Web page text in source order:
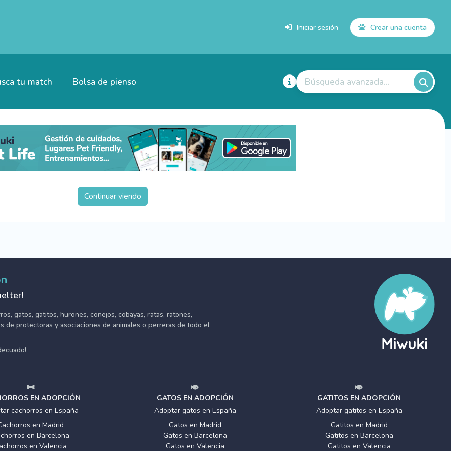
Iniciar sesión Crear una cuenta
tu match Bolsa de pienso Búsqueda avanzada...
Continuar viendo
gatos, gatitos, hurones, conejos, cobayas, ratas, ratones,
de protectoras y asociaciones de animales o perreras de todo el
EN ADOPCIÓN
cachorros en España
en Madrid
en Barcelona
en Valencia
GATOS EN ADOPCIÓN
Adoptar gatos en España
Gatos en Madrid
Gatos en Barcelona
Gatos en Valencia
GATITOS EN ADOPCIÓN
Adoptar gatitos en España
Gatitos en Madrid
Gatitos en Barcelona
Gatitos en Valencia